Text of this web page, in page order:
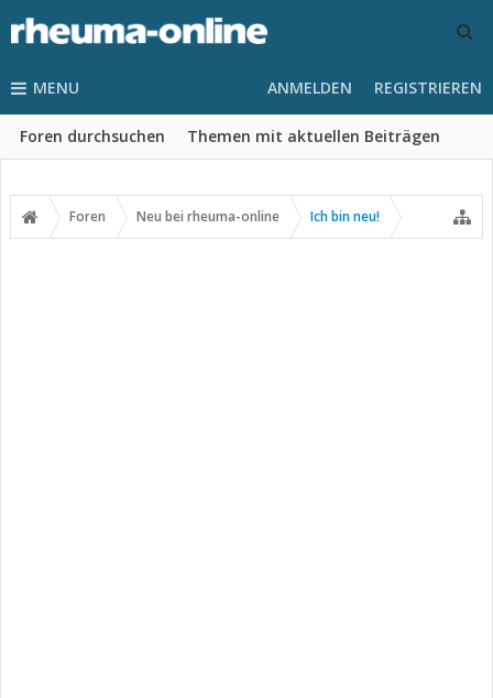
MENU
Foren durchsuchen Themen mit aktuellen Beiträgen
ANMELDEN REGISTRIEREN
Foren Neu bei rheuma-online Ich bin neu!